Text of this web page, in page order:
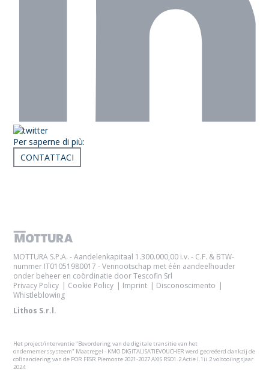
Per saperne di più:
CONTATTACI
MOTTURA S.P.A. - Aandelenkapitaal 1.300.000,00 i.v. - C.F. & BTW-
nummer IT01051980017 - Vennootschap met één aandeelhouder
onder beheer en coördinatie door Tescofin Srl
Privacy Policy
Cookie Policy Imprint
Disconoscimento
Whistleblowing
Lithos S.r.l.
Het project/interventie "Bevordering van de digitale transitie van het
ondernemerssysteem" Maatregel - KMO DIGITALISATIEVOUCHER werd gecreëerd dankzij de
cofinanciering van de POR FESR Piemonte 2021-2027 AXIS RSO1.2 Actie I.1ii.2 voltooiingsjaar
2024